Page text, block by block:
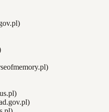
)
)
)
)